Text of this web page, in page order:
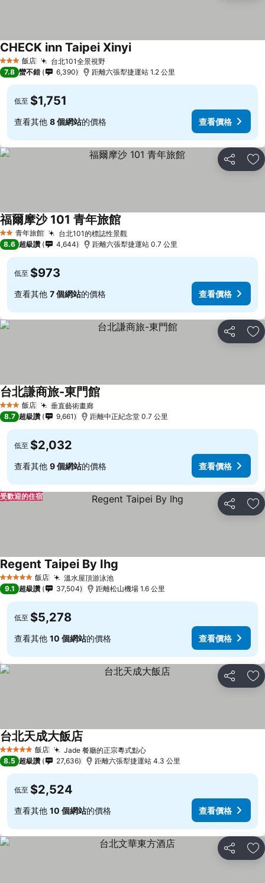
3 星級 飯店 台北101全景視野查看價格
CHECK inn Taipei Xinyi查看價格
7.8 蠻不錯 6,390 距離六張犁捷運站 1.2 公里
低至 $1,751
查看其他 8 個網站的價格 查看價格
分享 加
2 星級青年旅館 台北101的標誌性景觀查看價格
福爾摩沙 101 青年旅館
8.6 超級讚 4,644 距離六張犁捷運站 0.7 公里
低至 $973
查看其他 7 個網站的價格 查看價格
分享 加
3 星級 飯店 垂直藝術畫廊查看價格
台北謙商旅-東門館
8.7 超級讚 9,661 距離中正紀念堂 0.7 公里
低至 $2,032
查看其他 9 個網站的價格 查看價格
分享 加
受歡迎的住宿
5 星級 飯店 溫水屋頂游泳池查看價格
Regent Taipei By Ihg
9.1 超級讚 37,504 距離松山機場 1.6 公里
低至 $5,278
查看其他 10 個網站的價格 查看價格
分享 加
5 星級 飯店 Jade 餐廳的正宗粵式點心查看價格
台北天成大飯店
8.5 超級讚 27,636 距離六張犁捷運站 4.3 公里
低至 $2,524
查看其他 10 個網站的價格 查看價格
分享 加